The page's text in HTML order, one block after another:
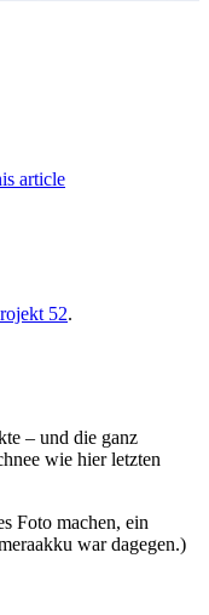
article
52.
– und die ganz
wie hier letzten
Foto machen, ein
war dagegen.)